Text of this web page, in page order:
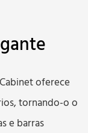
oferece
tornando-o o
e barras